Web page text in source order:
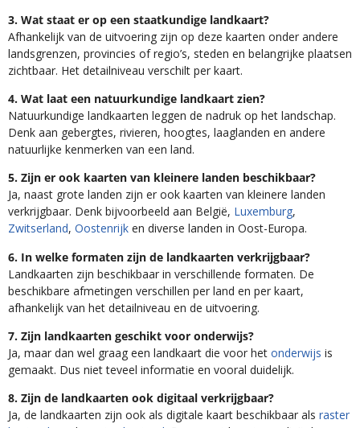
3. Wat staat er op een staatkundige landkaart?
Afhankelijk van de uitvoering zijn op deze kaarten onder andere
landsgrenzen, provincies of regio’s, steden en belangrijke plaatsen
zichtbaar. Het detailniveau verschilt per kaart.
4. Wat laat een natuurkundige landkaart zien?
Natuurkundige landkaarten leggen de nadruk op het landschap.
Denk aan gebergtes, rivieren, hoogtes, laaglanden en andere
natuurlijke kenmerken van een land.
5. Zijn er ook kaarten van kleinere landen beschikbaar?
Ja, naast grote landen zijn er ook kaarten van kleinere landen
verkrijgbaar. Denk bijvoorbeeld aan België, Luxemburg,
Zwitserland, Oostenrijk en diverse landen in Oost-Europa.
6. In welke formaten zijn de landkaarten verkrijgbaar?
Landkaarten zijn beschikbaar in verschillende formaten. De
beschikbare afmetingen verschillen per land en per kaart,
afhankelijk van het detailniveau en de uitvoering.
7. Zijn landkaarten geschikt voor onderwijs?
Ja, maar dan wel graag een landkaart die voor het onderwijs is
gemaakt. Dus niet teveel informatie en vooral duidelijk.
8. Zijn de landkaarten ook digitaal verkrijgbaar?
Ja, de landkaarten zijn ook als digitale kaart beschikbaar als raster